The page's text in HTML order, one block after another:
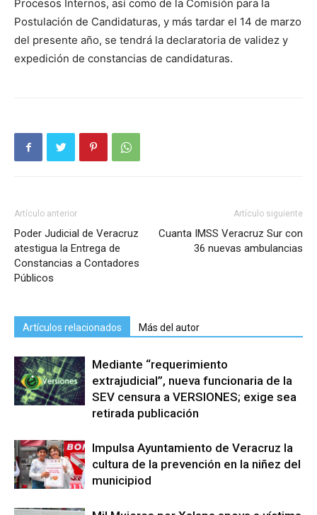
Procesos Internos, así como de la Comisión para la
Postulación de Candidaturas, y más tardar el 14 de marzo
del presente año, se tendrá la declaratoria de validez y
expedición de constancias de candidaturas.
Artículo anterior
Poder Judicial de Veracruz
atestigua la Entrega de
Constancias a Contadores
Públicos
Artículo siguiente
Cuanta IMSS Veracruz Sur con
36 nuevas ambulancias
Artículos relacionados Más del autor
Mediante “requerimiento
extrajudicial”, nueva funcionaria de la
SEV censura a VERSIONES; exige sea
retirada publicación
Impulsa Ayuntamiento de Veracruz la
cultura de la prevención en la niñez del
municipiod